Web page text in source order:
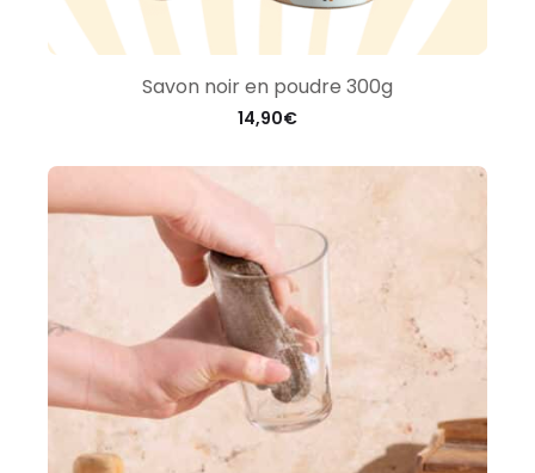
Savon noir en poudre 300g
14,90€